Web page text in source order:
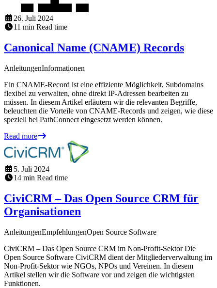
26. Juli 2024
11 min Read time
Canonical Name (CNAME) Records
AnleitungenInformationen
Ein CNAME-Record ist eine effiziente Möglichkeit, Subdomains
flexibel zu verwalten, ohne direkt IP-Adressen bearbeiten zu
müssen. In diesem Artikel erläutern wir die relevanten Begriffe,
beleuchten die Vorteile von CNAME-Records und zeigen, wie diese
speziell bei PathConnect eingesetzt werden können.
Read more
5. Juli 2024
14 min Read time
CiviCRM – Das Open Source CRM für
Organisationen
AnleitungenEmpfehlungenOpen Source Software
CiviCRM – Das Open Source CRM im Non-Profit-Sektor Die
Open Source Software CiviCRM dient der Mitgliederverwaltung im
Non-Profit-Sektor wie NGOs, NPOs und Vereinen. In diesem
Artikel stellen wir die Software vor und zeigen die wichtigsten
Funktionen.